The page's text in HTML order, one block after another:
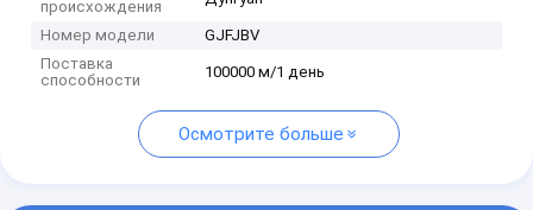
происхождения
Номер модели
GJFJBV
Поставка
способности
100000 м/1 день
Осмотрите больше